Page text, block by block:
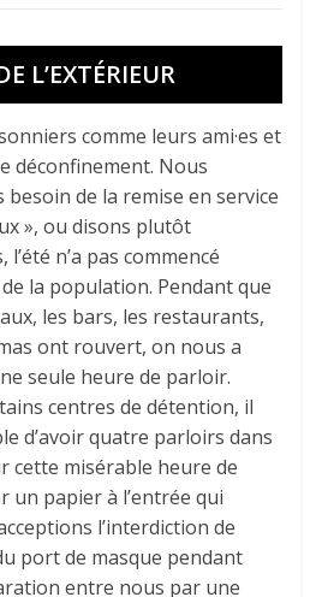
L’EXTÉRIEUR
comme leurs ami·es et
déconfinement. Nous
de la remise en service
», ou disons plutôt
n’a pas commencé
la population. Pendant que
les bars, les restaurants,
ont rouvert, on nous a
seule heure de parloir.
centres de détention, il
d’avoir quatre parloirs dans
cette misérable heure de
papier à l’entrée qui
l’interdiction de
port de masque pendant
entre nous par une